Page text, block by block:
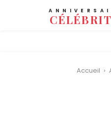
Accueil ›